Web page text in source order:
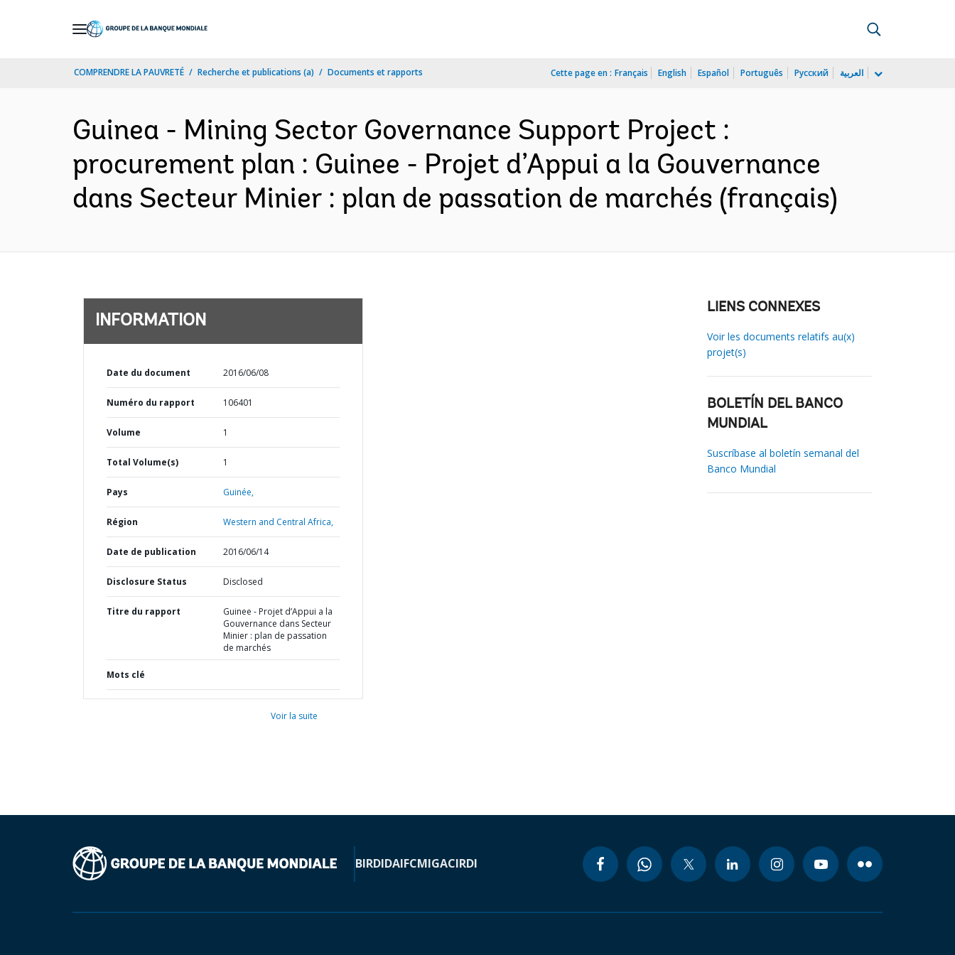
COMPRENDRE LA PAUVRETÉ Recherche et publications (a) Documents et rapports Cette page en : Français English Español Português Русский العربية
Guinea - Mining Sector Governance Support Project :
procurement plan : Guinee - Projet d’Appui a la Gouvernance
dans Secteur Minier : plan de passation de marchés (français)
INFORMATION
Date du document 2016/06/08
Numéro du rapport 106401
Volume 1
Total Volume(s) 1
Pays Guinée,
Région Western and Central Africa,
Date de publication 2016/06/14
Disclosure Status Disclosed
Titre du rapport
Guinee - Projet d’Appui a la
Gouvernance dans Secteur
Minier : plan de passation
de marchés
Mots clé
Voir la suite
LIENS CONNEXES
Voir les documents relatifs au(x)
projet(s)
BOLETÍN DEL BANCO
MUNDIAL
Suscríbase al boletín semanal del
Banco Mundial
BIRDIDAIFCMIGACIRDI